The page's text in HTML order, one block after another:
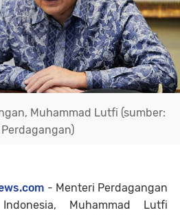
Muhammad Lutfi (sumber:
- Menteri Perdagangan
Muhammad Lutfi